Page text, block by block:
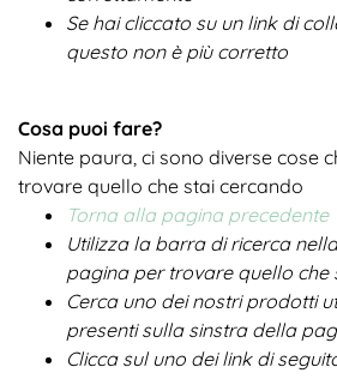
Se hai cliccato su un link di
questo non è più corretto
Cosa puoi fare?
Niente paura, ci sono diverse cose
trovare quello che stai cercando
Torna alla pagina precedente
Utilizza la barra di ricerca
pagina per trovare quello che
Cerca uno dei nostri prodotti
presenti sulla sinstra della
Clicca sul uno dei link di